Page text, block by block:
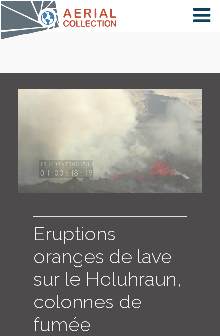
×
PAYS
CARTE
COLLECTIONS
ENGLISH
Eruptions
oranges de lave
sur le Holuhraun,
colonnes de
fumée